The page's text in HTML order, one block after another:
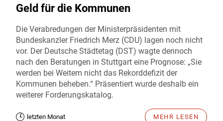
Geld für die Kommunen
Die Verabredungen der Ministerpräsidenten mit
Bundeskanzler Friedrich Merz (CDU) lagen noch nicht
vor. Der Deutsche Städtetag (DST) wagte dennoch
nach den Beratungen in Stuttgart eine Prognose: „Sie
werden bei Weitem nicht das Rekorddefizit der
Kommunen beheben.“ Präsentiert wurde deshalb ein
weiterer Forderungskatalog.
letzten Monat MEHR LESEN